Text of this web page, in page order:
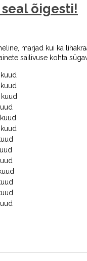
õigesti!
marjad kui ka
säilivuse kohta